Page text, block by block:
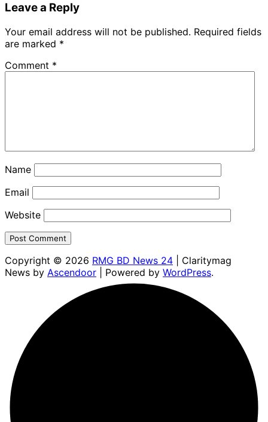
Leave a Reply
Your email address will not be published. Required fields
are marked *
Comment *
Name
Email
Website
Copyright © 2026 RMG BD News 24 | Claritymag
News by Ascendoor | Powered by WordPress.